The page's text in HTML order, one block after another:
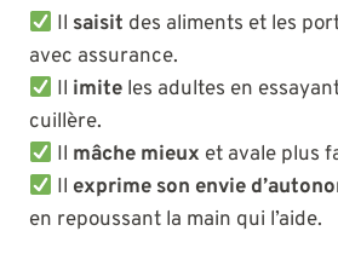
Il saisit des aliments et les
avec assurance.
Il imite les adultes en
cuillère.
Il mâche mieux et avale plus
Il exprime son envie
en repoussant la main qui l’aide.